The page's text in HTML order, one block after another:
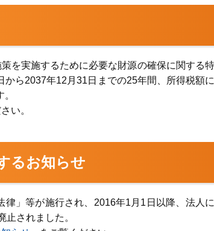
を実施するために必要な財源の確保に関する特
ら2037年12月31日までの25年間、所得税額に
い。
るお知らせ
」等が施行され、2016年1月1日以降、法人に
されました。